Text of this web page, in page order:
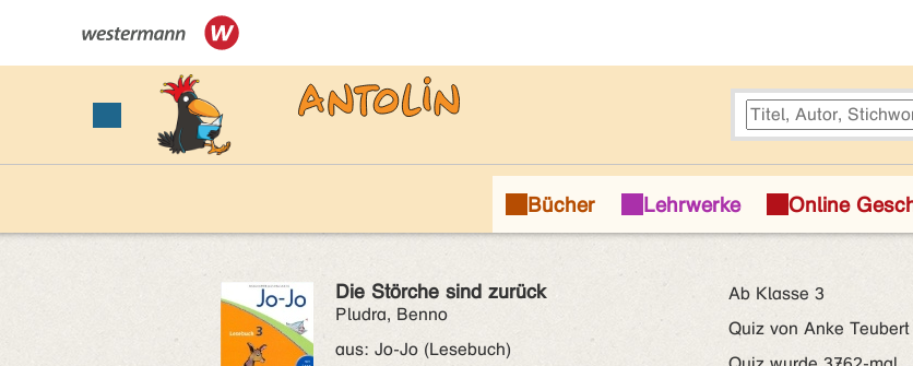
Die Störche sind zurück
Pludra, Benno
aus: Jo-Jo (Lesebuch)
Ab Klasse 3
Quiz von Anke Teubert